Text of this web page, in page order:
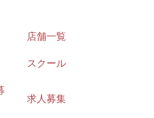
店舗一覧
スクール
求人募集